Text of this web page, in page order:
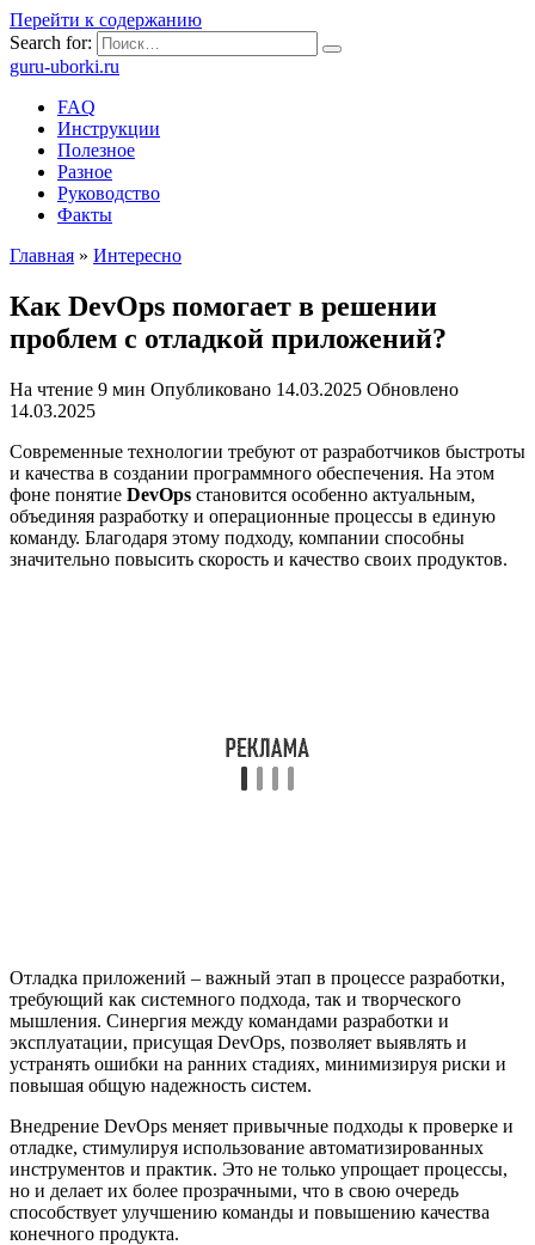
Перейти к содержанию
Search for:
guru-uborki.ru
FAQ
Инструкции
Полезное
Разное
Руководство
Факты
Главная » Интересно
Как DevOps помогает в решении
проблем с отладкой приложений?
На чтение 9 мин Опубликовано 14.03.2025 Обновлено
14.03.2025
Современные технологии требуют от разработчиков быстроты
и качества в создании программного обеспечения. На этом
фоне понятие DevOps становится особенно актуальным,
объединяя разработку и операционные процессы в единую
команду. Благодаря этому подходу, компании способны
значительно повысить скорость и качество своих продуктов.
Отладка приложений – важный этап в процессе разработки,
требующий как системного подхода, так и творческого
мышления. Синергия между командами разработки и
эксплуатации, присущая DevOps, позволяет выявлять и
устранять ошибки на ранних стадиях, минимизируя риски и
повышая общую надежность систем.
Внедрение DevOps меняет привычные подходы к проверке и
отладке, стимулируя использование автоматизированных
инструментов и практик. Это не только упрощает процессы,
но и делает их более прозрачными, что в свою очередь
способствует улучшению команды и повышению качества
конечного продукта.